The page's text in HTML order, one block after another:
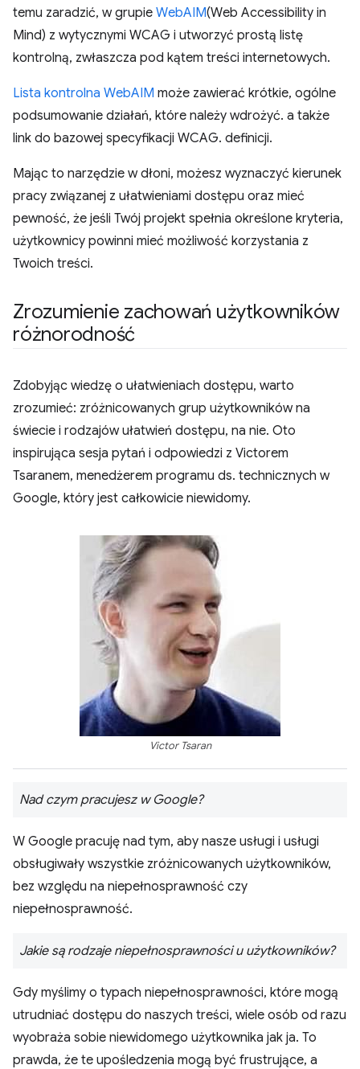
temu zaradzić, w grupie WebAIM(Web Accessibility in
Mind) z wytycznymi WCAG i utworzyć prostą listę
kontrolną, zwłaszcza pod kątem treści internetowych.
Lista kontrolna WebAIM może zawierać krótkie, ogólne
podsumowanie działań, które należy wdrożyć. a także
link do bazowej specyfikacji WCAG. definicji.
Mając to narzędzie w dłoni, możesz wyznaczyć kierunek
pracy związanej z ułatwieniami dostępu oraz mieć
pewność, że jeśli Twój projekt spełnia określone kryteria,
użytkownicy powinni mieć możliwość korzystania z
Twoich treści.
Zrozumienie zachowań użytkowników
różnorodność
Zdobyjąc wiedzę o ułatwieniach dostępu, warto
zrozumieć: zróżnicowanych grup użytkowników na
świecie i rodzajów ułatwień dostępu, na nie. Oto
inspirująca sesja pytań i odpowiedzi z Victorem
Tsaranem, menedżerem programu ds. technicznych w
Google, który jest całkowicie niewidomy.
Victor Tsaran
Nad czym pracujesz w Google?
W Google pracuję nad tym, aby nasze usługi i usługi
obsługiwały wszystkie zróżnicowanych użytkowników,
bez względu na niepełnosprawność czy
niepełnosprawność.
Jakie są rodzaje niepełnosprawności u użytkowników?
Gdy myślimy o typach niepełnosprawności, które mogą
utrudniać dostępu do naszych treści, wiele osób od razu
wyobraża sobie niewidomego użytkownika jak ja. To
prawda, że te upośledzenia mogą być frustrujące, a